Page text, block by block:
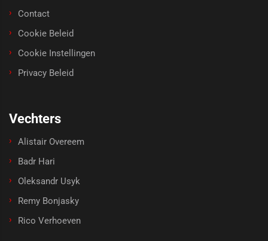
Contact
Cookie Beleid
Cookie Instellingen
Privacy Beleid
Vechters
Alistair Overeem
Badr Hari
Oleksandr Usyk
Remy Bonjasky
Rico Verhoeven